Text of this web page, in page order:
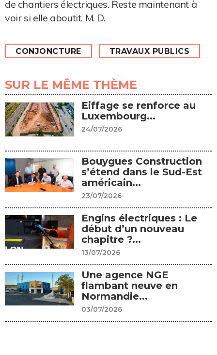
de chantiers électriques. Reste maintenant à
voir si elle aboutit. M. D.
CONJONCTURE TRAVAUX PUBLICS
SUR LE MÊME THÈME
Eiffage se renforce au
Luxembourg...
24/07/2026
Bouygues Construction
s’étend dans le Sud-Est
américain...
23/07/2026
Engins électriques : Le
début d’un nouveau
chapitre ?...
13/07/2026
Une agence NGE
flambant neuve en
Normandie...
03/07/2026